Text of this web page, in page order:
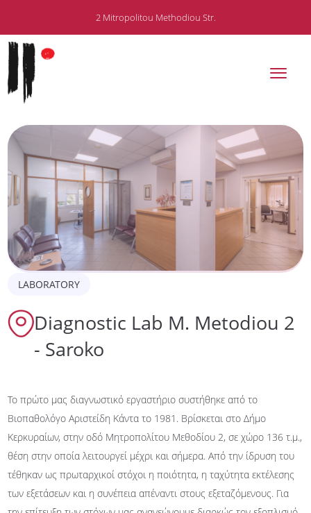
2 Mitropolitou Methodiou Str.
Home
Our Laboratory
Departments
Special Exams
Services
FAQ’s
Contact
LABORATORY
Diagnostic Lab M. Metodiou 2
- Saroko
Το πρώτο μας διαγνωστικό εργαστήριο συστήθηκε από το
Βιοπαθολόγο Αριστείδη Κάντα το 1981. Βρίσκεται στο Δήμο
Κερκυραίων, στην οδό Μητροπολίτου Μεθοδίου 2, σε χώρο 136 τ.μ.,
θέση στην οποία λειτουργεί μέχρι και σήμερα. Από την ίδρυση του
τέθηκαν ως πρωταρχικοί στόχοι η ποιότητα, η ταχύτητα εκτέλεσης
των εξετάσεων και η συνέπεια απέναντι στους εξεταζόμενους. Για